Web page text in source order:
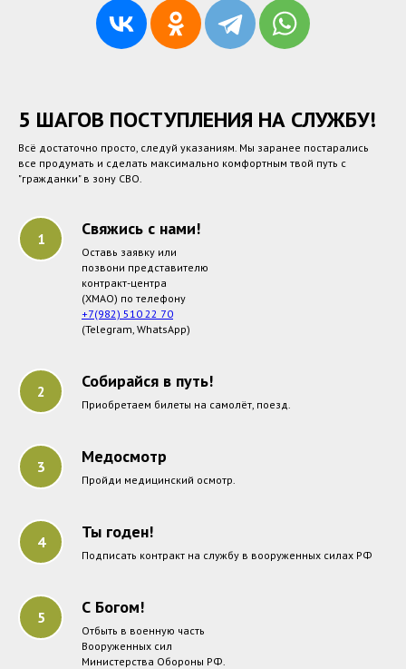
5 ШАГОВ ПОСТУПЛЕНИЯ НА СЛУЖБУ!
Всё достаточно просто, следуй указаниям. Мы заранее постарались
все продумать и сделать максимально комфортным твой путь с
"гражданки" в зону СВО.
Свяжись с нами!
Оставь заявку или
позвони представителю
контракт-центра
(ХМАО) по телефону
+7(982) 510 22 70
(Telegram, WhatsApp)
Собирайся в путь!
Приобретаем билеты на самолёт, поезд.
Медосмотр
Пройди медицинский осмотр.
Ты годен!
Подписать контракт на службу в вооруженных силах РФ
С Богом!
Отбыть в военную часть
Вооруженных сил
Министерства Обороны РФ.